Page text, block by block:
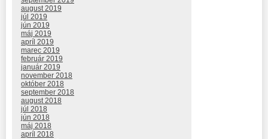
august 2019
júl 2019
jún 2019
máj 2019
apríl 2019
marec 2019
február 2019
január 2019
november 2018
október 2018
september 2018
august 2018
júl 2018
jún 2018
máj 2018
apríl 2018